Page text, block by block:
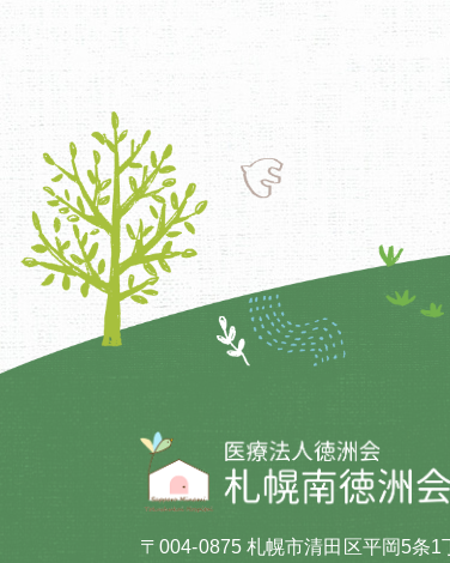
〒004-0875 札幌市清田区平岡5条1